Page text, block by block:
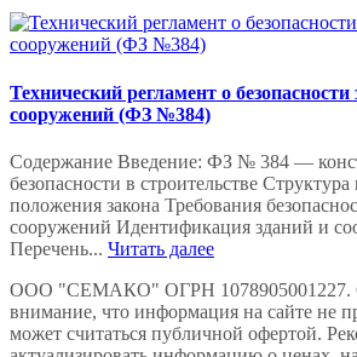
Технический регламент о безопасности
сооружений (ФЗ №384)
Содержание Введение: ФЗ № 384 —
безопасности в строительстве
положения закона Требования
сооружений Идентификация зданий и
Перечень... Читать далее
ООО "СЕМАКО" ОГРН 1078905001227.
внимание, что информация на сайте не
может считаться публичной офертой.